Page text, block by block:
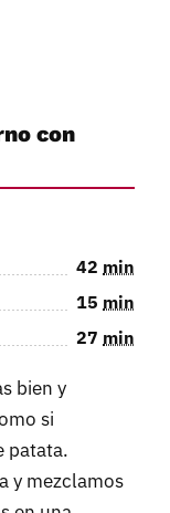
con
42 min
15 min
27 min
bien y
si
patata.
y mezclamos